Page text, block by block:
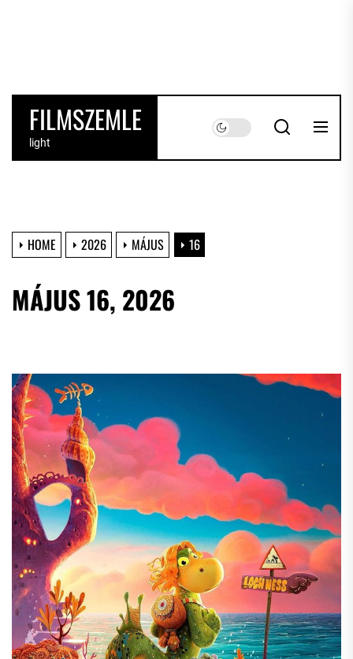
FILMSZEMLE
light
HOME 2026 MÁJUS 16
MÁJUS 16, 2026